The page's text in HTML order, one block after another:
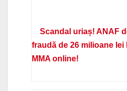
Scandal uriaș! ANAF
fraudă de 26 milioane lei
MMA online!